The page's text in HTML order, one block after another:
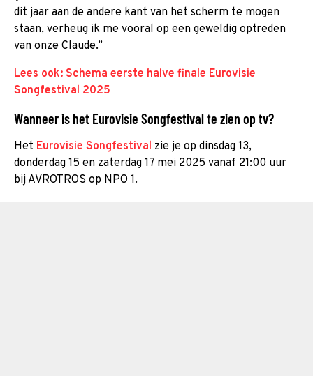
dit jaar aan de andere kant van het scherm te mogen
staan, verheug ik me vooral op een geweldig optreden
van onze Claude.”
Lees ook: Schema eerste halve finale Eurovisie
Songfestival 2025
Wanneer is het Eurovisie Songfestival te zien op tv?
Het Eurovisie Songfestival zie je op dinsdag 13,
donderdag 15 en zaterdag 17 mei 2025 vanaf 21:00 uur
bij AVROTROS op NPO 1.